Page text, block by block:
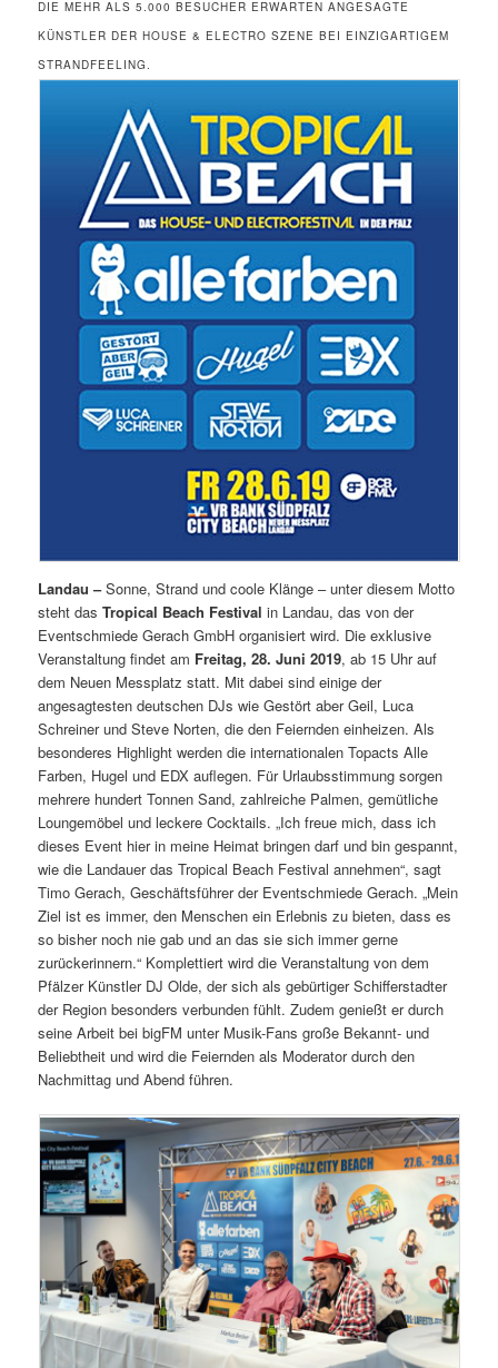
IE MEHR ALS 5.000 BESUCHER ERWARTEN ANGESAGTE K
ÜNSTLER DER HOUSE & ELECTRO SZENE BEI EINZIGARTIGEM S
TRANDFEELING.
Landau –Sonne, Strand und coole Klänge – unter diesem Motto
steht dasTropical Beach Festival in Landau, das von der
Eventschmiede Gerach GmbH organisiert wird. Die exklusive
Veranstaltung findet am Freitag, 28. Juni 2019, ab 15 Uhr auf
dem Neuen Messplatz statt. Mit dabei sind einige der
angesagtesten deutschen DJs wie Gestört aber Geil, Luca
Schreiner und Steve Norten, die den Feiernden einheizen. Als
besonderes Highlight werden die internationalen Topacts Alle
Farben, Hugel und EDX auflegen. Für Urlaubsstimmung sorgen
mehrere hundert Tonnen Sand, zahlreiche Palmen, gemütliche
Loungemöbel und leckere Cocktails. „Ich freue mich, dass ich
dieses Event hier in meine Heimat bringen darf und bin gespannt,
wie die Landauer das Tropical Beach Festival annehmen“, sagt
Timo Gerach, Geschäftsführer der Eventschmiede Gerach. „Mein
Ziel ist es immer, den Menschen ein Erlebnis zu bieten, dass es
so bisher noch nie gab und an das sie sich immer gerne
zurückerinnern.“ Komplettiert wird die Veranstaltung von dem
Pfälzer Künstler DJ Olde, der sich als gebürtiger Schifferstadter
der Region besonders verbunden fühlt. Zudem genießt er durch
seine Arbeit bei bigFM unter Musik-Fans große Bekannt- und
Beliebtheit und wird die Feiernden als Moderator durch den
Nachmittag und Abend führen.